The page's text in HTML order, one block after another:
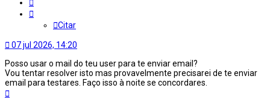
Citar
07 jul 2026, 14:20
Posso usar o mail do teu user para te enviar email?
Vou tentar resolver isto mas provavelmente precisarei de te enviar
email para testares. Faço isso à noite se concordares.